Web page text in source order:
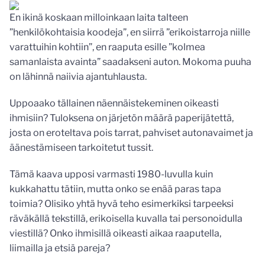
En ikinä koskaan milloinkaan laita talteen
”henkilökohtaisia koodeja”, en siirrä ”erikoistarroja niille
varattuihin kohtiin”, en raaputa esille ”kolmea
samanlaista avainta” saadakseni auton. Mokoma puuha
on lähinnä naiivia ajantuhlausta.
Uppoaako tällainen näennäistekeminen oikeasti
ihmisiin? Tuloksena on järjetön määrä paperijätettä,
josta on eroteltava pois tarrat, pahviset autonavaimet ja
äänestämiseen tarkoitetut tussit.
Tämä kaava upposi varmasti 1980-luvulla kuin
kukkahattu tätiin, mutta onko se enää paras tapa
toimia? Olisiko yhtä hyvä teho esimerkiksi tarpeeksi
räväkällä tekstillä, erikoisella kuvalla tai personoidulla
viestillä? Onko ihmisillä oikeasti aikaa raaputella,
liimailla ja etsiä pareja?